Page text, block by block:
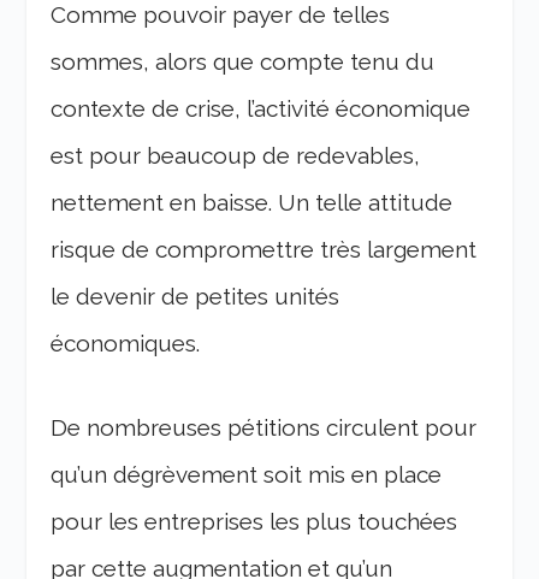
Comme pouvoir payer de telles
sommes, alors que compte tenu du
contexte de crise, l’activité économique
est pour beaucoup de redevables,
nettement en baisse. Un telle attitude
risque de compromettre très largement
le devenir de petites unités
économiques.
De nombreuses pétitions circulent pour
qu’un dégrèvement soit mis en place
pour les entreprises les plus touchées
par cette augmentation et qu’un